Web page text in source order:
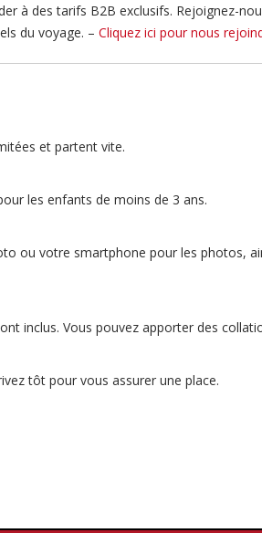
à des tarifs B2B exclusifs. Rejoignez-
du voyage. – Cliquez ici pournous
et partent vite.
les enfants de moins de 3 ans.
ou votre smartphone pour les photos,
inclus. Vous pouvez apporter des
tôt pour vous assurer une place.